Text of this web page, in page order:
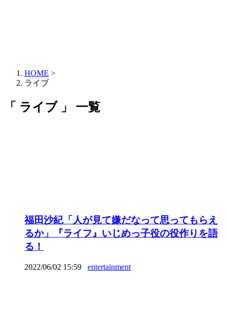
HOME >
ライブ
「 ライブ 」 一覧
福田沙紀「人が見て嫌だなって思ってもらえ
るか」『ライフ』いじめっ子役の役作りを語
る！
2022/06/02 15:59 entertainment